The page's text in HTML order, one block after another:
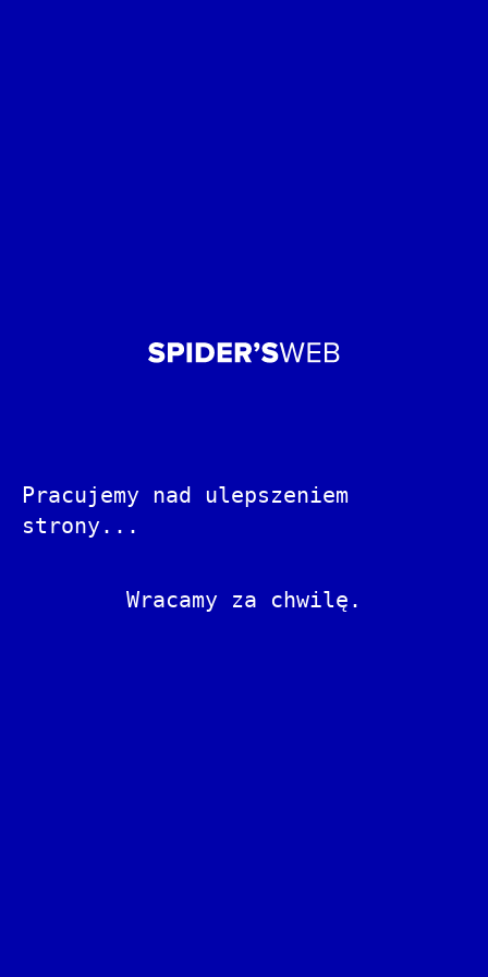
Pracujemy nad ulepszeniem
strony...
Wracamy za chwilę.